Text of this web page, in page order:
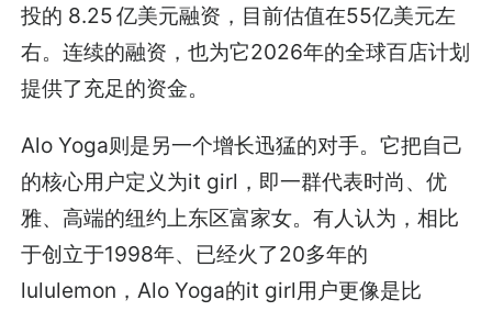
投的 8.25 亿美元融资，目前估值在55亿美元左
右。连续的融资，也为它2026年的全球百店计划
提供了充足的资金。
Alo Yoga则是另一个增长迅猛的对手。它把自己
的核心用户定义为it girl，即一群代表时尚、优
雅、高端的纽约上东区富家女。有人认为，相比
于创立于1998年、已经火了20多年的
lululemon，Alo Yoga的it girl用户更像是比